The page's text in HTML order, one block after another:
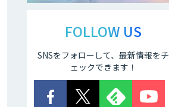
A-BiSU
FOLLOW US
SNSをフォローして、最新情報をチ
ェックできます！